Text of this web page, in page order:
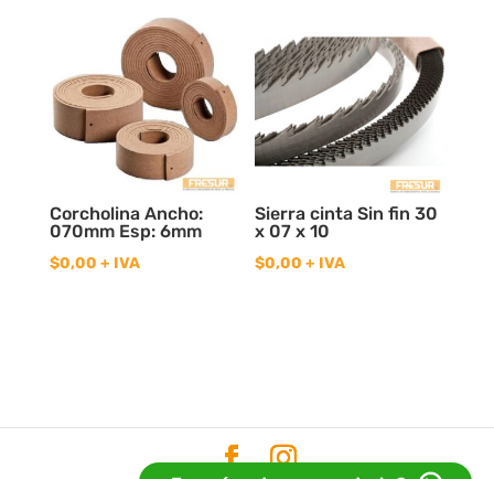
Corcholina Ancho:
070mm Esp: 6mm
$0,00 + IVA
Sierra cinta Sin fin 30
x 07 x 10
$0,00 + IVA